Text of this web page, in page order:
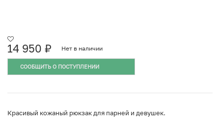
14 950 ₽ Нет в наличии
СООБЩИТЬ О ПОСТУПЛЕНИИ
Красивый кожаный рюкзак для парней и девушек.